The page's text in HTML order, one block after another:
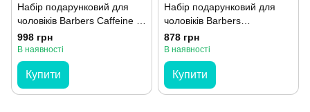
Набір подарунковий для
чоловіків Barbers Caffeine &
Lemongrass
998 грн
В наявності
Купити
Набір подарунковий для
чоловіків Barbers
Sandalwood & Grapefruit
878 грн
В наявності
Купити